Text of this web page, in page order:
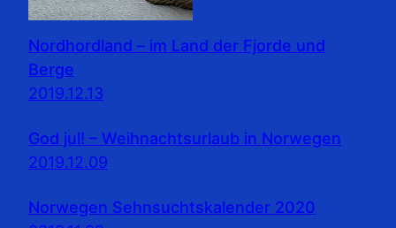
Nordhordland – im Land der Fjorde und
Berge
2019.12.13
God jul! – Weihnachtsurlaub in Norwegen
2019.12.09
Norwegen Sehnsuchtskalender 2020